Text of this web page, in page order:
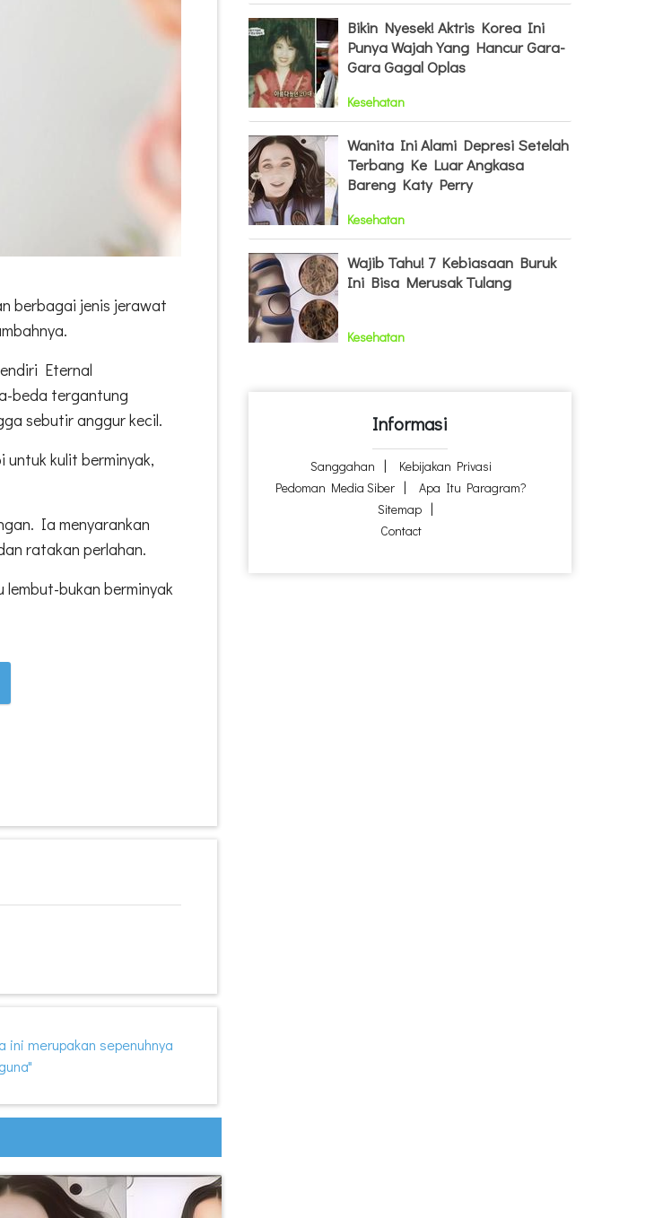
berbagai jenis jerawat
Eternal
beda tergantung
sebutir anggur kecil.
untuk kulit berminyak,
Ia menyarankan
ratakan perlahan.
bukan berminyak
merupakan sepenuhnya
Bikin Nyesek! Aktris Korea Ini
Punya Wajah Yang Hancur Gara-
Gara Gagal Oplas
Kesehatan
Wanita Ini Alami Depresi Setelah
Terbang Ke Luar Angkasa
Bareng Katy Perry
Kesehatan
Wajib Tahu! 7 Kebiasaan Buruk
Ini Bisa Merusak Tulang
Kesehatan
Informasi
Sanggahan
Kebijakan Privasi
Pedoman Media Siber
Apa Itu Paragram?
Sitemap
Contact